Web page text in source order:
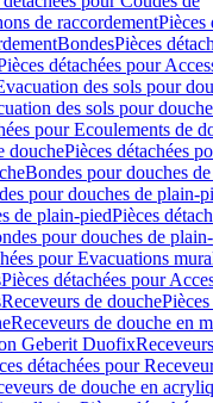
de raccordementPièces
BondesPièces
détachées pour
des sols pour
des sols pour
pour Ecoulements de
douchePièces détachées
Bondes pour douches
pour douches de plain-
de plain-piedPièces
pour douches de
pour Evacuations
Pièces détachées pour
Receveurs de douche
Receveurs de douche en
Geberit Duofix
détachées pour
de douche en